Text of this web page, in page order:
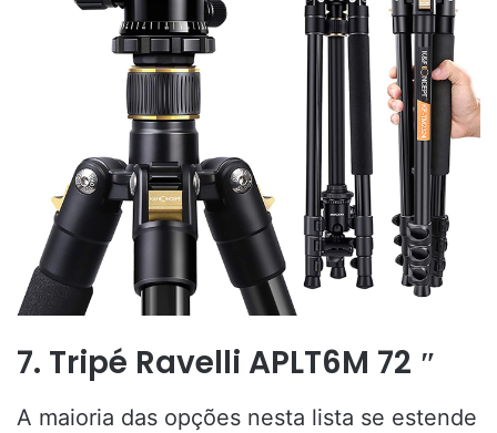
7. Tripé Ravelli APLT6M 72 ″
A maioria das opções nesta lista se estende